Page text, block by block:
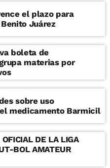
el plazo para
Juárez
boleta de
materias por
sobre uso
medicamento Barmicil
DE LA LIGA
BOL AMATEUR